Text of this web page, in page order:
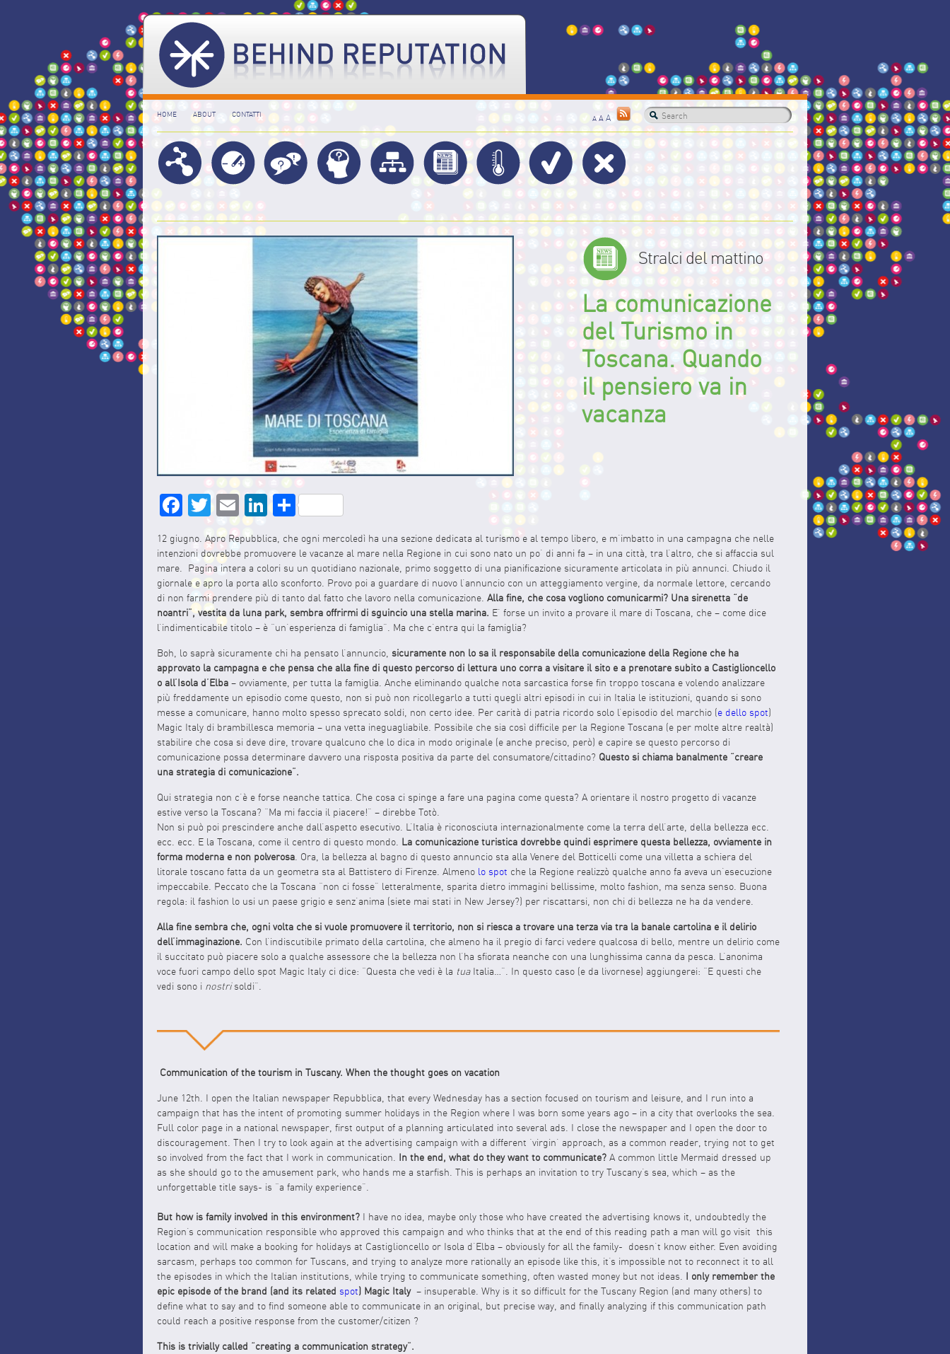
HOME ABOUT CONTATTI A A A
Stralci del mattino
La comunicazione
del Turismo in
Toscana. Quando
il pensiero va in
vacanza
Facebook
Twitter
EmailLinkedIn
Share
12 giugno. Apro Repubblica, che ogni mercoledì ha una sezione dedicata al turismo e al tempo libero, e m’imbatto in una campagna che nelle
intenzioni dovrebbe promuovere le vacanze al mare nella Regione in cui sono nato un po’ di anni fa – in una città, tra l’altro, che si affaccia sul
mare. Pagina intera a colori su un quotidiano nazionale, primo soggetto di una pianificazione sicuramente articolata in più annunci. Chiudo il
giornale e apro la porta allo sconforto. Provo poi a guardare di nuovo l’annuncio con un atteggiamento vergine, da normale lettore, cercando
di non farmi prendere più di tanto dal fatto che lavoro nella comunicazione. Alla fine, che cosa vogliono comunicarmi? Una sirenetta “de
noantri”, vestita da luna park, sembra offrirmi di sguincio una stella marina. E’ forse un invito a provare il mare di Toscana, che – come dice
l’indimenticabile titolo – è “un’esperienza di famiglia”. Ma che c’entra qui la famiglia?
Boh, lo saprà sicuramente chi ha pensato l’annuncio, sicuramente non lo sa il responsabile della comunicazione della Regione che ha
approvato la campagna e che pensa che alla fine di questo percorso di lettura uno corra a visitare il sito e a prenotare subito a Castiglioncello
o all’Isola d’Elba – ovviamente, per tutta la famiglia. Anche eliminando qualche nota sarcastica forse fin troppo toscana e volendo analizzare
più freddamente un episodio come questo, non si può non ricollegarlo a tutti quegli altri episodi in cui in Italia le istituzioni, quando si sono
messe a comunicare, hanno molto spesso sprecato soldi, non certo idee. Per carità di patria ricordo solo l’episodio del marchio (e dello spot)
Magic Italy di brambillesca memoria – una vetta ineguagliabile. Possibile che sia così difficile per la Regione Toscana (e per molte altre realtà)
stabilire che cosa si deve dire, trovare qualcuno che lo dica in modo originale (e anche preciso, però) e capire se questo percorso di
comunicazione possa determinare davvero una risposta positiva da parte del consumatore/cittadino? Questo si chiama banalmente “creare
una strategia di comunicazione”.
Qui strategia non c’è e forse neanche tattica. Che cosa ci spinge a fare una pagina come questa? A orientare il nostro progetto di vacanze
estive verso la Toscana? “Ma mi faccia il piacere!” – direbbe Totò.
Non si può poi prescindere anche dall’aspetto esecutivo. L’Italia è riconosciuta internazionalmente come la terra dell’arte, della bellezza ecc.
ecc. ecc. E la Toscana, come il centro di questo mondo. La comunicazione turistica dovrebbe quindi esprimere questa bellezza, ovviamente in
forma moderna e non polverosa. Ora, la bellezza al bagno di questo annuncio sta alla Venere del Botticelli come una villetta a schiera del
litorale toscano fatta da un geometra sta al Battistero di Firenze. Almeno lo spot che la Regione realizzò qualche anno fa aveva un’esecuzione
impeccabile. Peccato che la Toscana “non ci fosse” letteralmente, sparita dietro immagini bellissime, molto fashion, ma senza senso. Buona
regola: il fashion lo usi un paese grigio e senz’anima (siete mai stati in New Jersey?) per riscattarsi, non chi di bellezza ne ha da vendere.
Alla fine sembra che, ogni volta che si vuole promuovere il territorio, non si riesca a trovare una terza via tra la banale cartolina e il delirio
dell’immaginazione. Con l’indiscutibile primato della cartolina, che almeno ha il pregio di farci vedere qualcosa di bello, mentre un delirio come
il succitato può piacere solo a qualche assessore che la bellezza non l’ha sfiorata neanche con una lunghissima canna da pesca. L’anonima
voce fuori campo dello spot Magic Italy ci dice: “Questa che vedi è la tuaItalia…”. In questo caso (e da livornese) aggiungerei: “E questi che
vedi sono i nostrisoldi”.
Communication of the tourism in Tuscany. When the thought goes on vacation
June 12th. I open the Italian newspaper Repubblica, that every Wednesday has a section focused on tourism and leisure, and I run into a
campaign that has the intent of promoting summer holidays in the Region where I was born some years ago – in a city that overlooks the sea.
Full color page in a national newspaper, first output of a planning articulated into several ads. I close the newspaper and I open the door to
discouragement. Then I try to look again at the advertising campaign with a different ‘virgin’ approach, as a common reader, trying not to get
so involved from the fact that I work in communication. In the end, what do they want to communicate? A common little Mermaid dressed up
as she should go to the amusement park, who hands me a starfish. This is perhaps an invitation to try Tuscany’s sea, which – as the
unforgettable title says- is “a family experience”.
But how is family involved in this environment? I have no idea, maybe only those who have created the advertising knows it, undoubtedly the
Region’s communication responsible who approved this campaign and who thinks that at the end of this reading path a man will go visit this
location and will make a booking for holidays at Castiglioncello or Isola d’Elba – obviously for all the family- doesn’t know either. Even avoiding
sarcasm, perhaps too common for Tuscans, and trying to analyze more rationally an episode like this, it’s impossible not to reconnect it to all
the episodes in which the Italian institutions, while trying to communicate something, often wasted money but not ideas. I only remember the
epic episode of the brand (and its related spot) Magic Italy – insuperable. Why is it so difficult for the Tuscany Region (and many others) to
define what to say and to find someone able to communicate in an original, but precise way, and finally analyzing if this communication path
could reach a positive response from the customer/citizen ?
This is trivially called “creating a communication strategy”.